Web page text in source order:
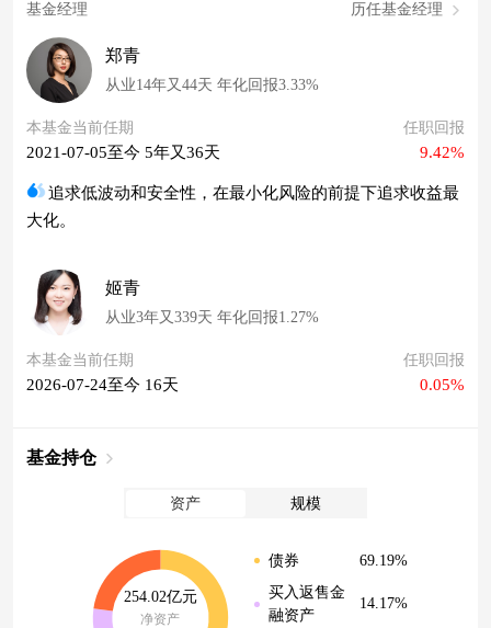
基金经理 历任基金经理
郑青
从业14年又44天 年化回报3.33%
本基金当前任期
2021-07-05至今 5年又36天
任职回报
9.42%
追求低波动和安全性，在最小化风险的前提下追求收益最
大化。
姬青
从业3年又339天 年化回报1.27%
本基金当前任期
2026-07-24至今 16天
任职回报
0.05%
基金持仓
资产 规模
254.02亿元
净资产
债券
69.19%
买入返售金
融资产
14.17%